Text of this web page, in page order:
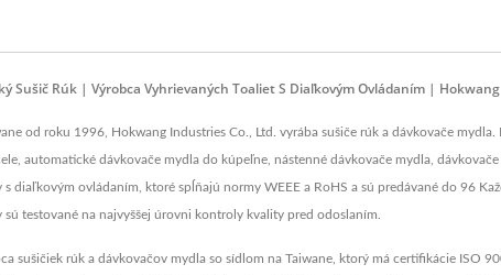
Sušič Rúk | Výrobca Vyhrievaných Toaliet S Diaľkovým Ovládaním | Hokwang
od roku 1996, Hokwang Industries Co., Ltd. vyrába sušiče rúk a dávkovače
automatické dávkovače mydla do kúpeľne, nástenné dávkovače mydla,
s diaľkovým ovládaním, ktoré spĺňajú normy WEEE a RoHS a sú predávané do 96
sú testované na najvyššej úrovni kontroly kvality pred odoslaním.
sušičiek rúk a dávkovačov mydla so sídlom na Taiwane, ktorý má certifikácie ISO